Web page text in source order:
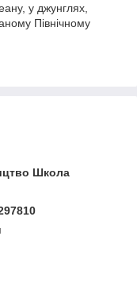
у джунглях,
Північному
Школа